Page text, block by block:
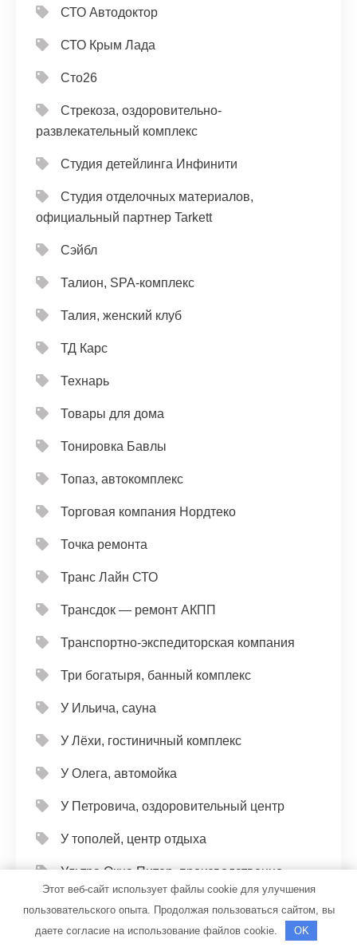
СТО Автодоктор
СТО Крым Лада
Сто26
Стрекоза, оздоровительно-
развлекательный комплекс
Студия детейлинга Инфинити
Студия отделочных материалов,
официальный партнер Tarkett
Сэйбл
Талион, SPA-комплекс
Талия, женский клуб
ТД Карс
Технарь
Товары для дома
Тонировка Бавлы
Топаз, автокомплекс
Торговая компания Нордтеко
Точка ремонта
Транс Лайн СТО
Трансдок — ремонт АКПП
Транспортно-экспедиторская компания
Три богатыря, банный комплекс
У Ильича, сауна
У Лёхи, гостиничный комплекс
У Олега, автомойка
У Петровича, оздоровительный центр
У тополей, центр отдыха
Ультра Окна Питер, производственно-
монтажная компания
Этот веб-сайт использует файлы cookie для улучшения
пользовательского опыта. Продолжая пользоваться сайтом, вы
даете согласие на использование файлов cookie.
OK